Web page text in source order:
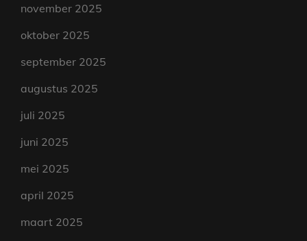
november 2025
oktober 2025
september 2025
augustus 2025
juli 2025
juni 2025
mei 2025
april 2025
maart 2025